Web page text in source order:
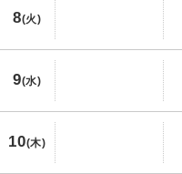
8(火)
9(水)
10(木)